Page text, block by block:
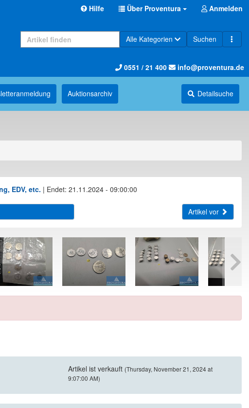
Hilfe Über Proventura Anmelden
Alle Kategorien Suchen
0551 / 21 400 info@proventura.de
Auktions­archiv Detailsuche
EDV, etc. | Endet: 21.11.2024 - 09:00:00
Artikel vor
Artikel ist verkauft (Thursday, November 21, 2024 at
9:07:00 AM)